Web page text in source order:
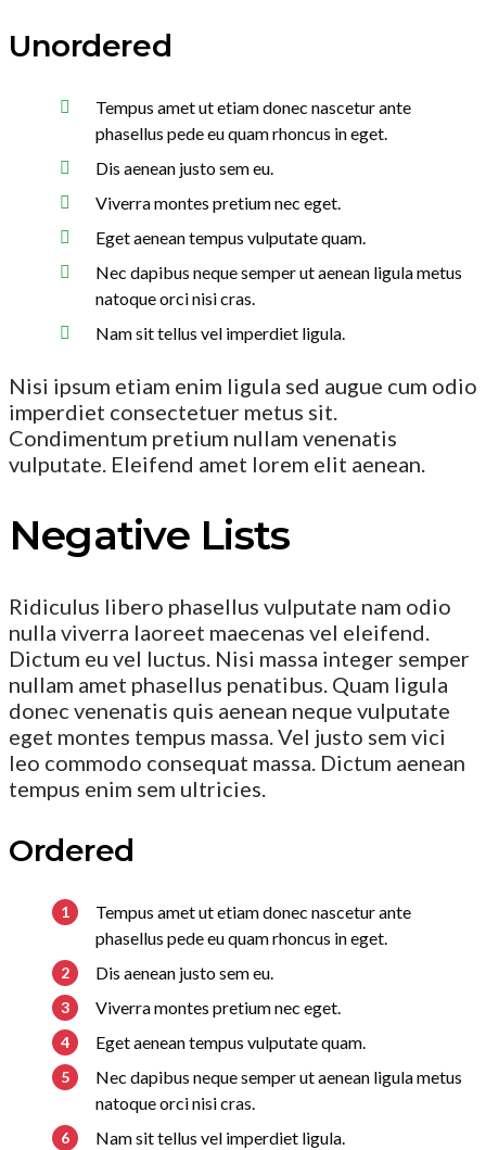
Unordered
Tempus amet ut etiam donec nascetur ante
phasellus pede eu quam rhoncus in eget.
Dis aenean justo sem eu.
Viverra montes pretium nec eget.
Eget aenean tempus vulputate quam.
Nec dapibus neque semper ut aenean ligula metus
natoque orci nisi cras.
Nam sit tellus vel imperdiet ligula.
Nisi ipsum etiam enim ligula sed augue cum odio
imperdiet consectetuer metus sit.
Condimentum pretium nullam venenatis
vulputate. Eleifend amet lorem elit aenean.
Negative Lists
Ridiculus libero phasellus vulputate nam odio
nulla viverra laoreet maecenas vel eleifend.
Dictum eu vel luctus. Nisi massa integer semper
nullam amet phasellus penatibus. Quam ligula
donec venenatis quis aenean neque vulputate
eget montes tempus massa. Vel justo sem vici
leo commodo consequat massa. Dictum aenean
tempus enim sem ultricies.
Ordered
Tempus amet ut etiam donec nascetur ante
phasellus pede eu quam rhoncus in eget.
Dis aenean justo sem eu.
Viverra montes pretium nec eget.
Eget aenean tempus vulputate quam.
Nec dapibus neque semper ut aenean ligula metus
natoque orci nisi cras.
Nam sit tellus vel imperdiet ligula.